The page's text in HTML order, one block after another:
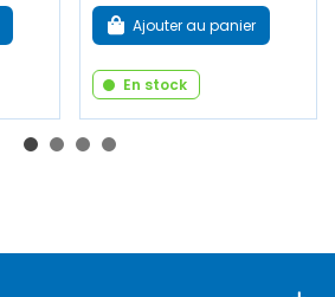
Ajouter au panier
En stock